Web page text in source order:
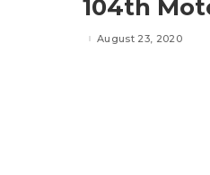
104th
August 23, 2020